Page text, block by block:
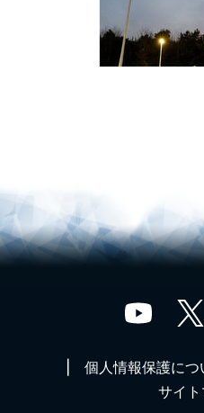
個人情報保護につ
サイ